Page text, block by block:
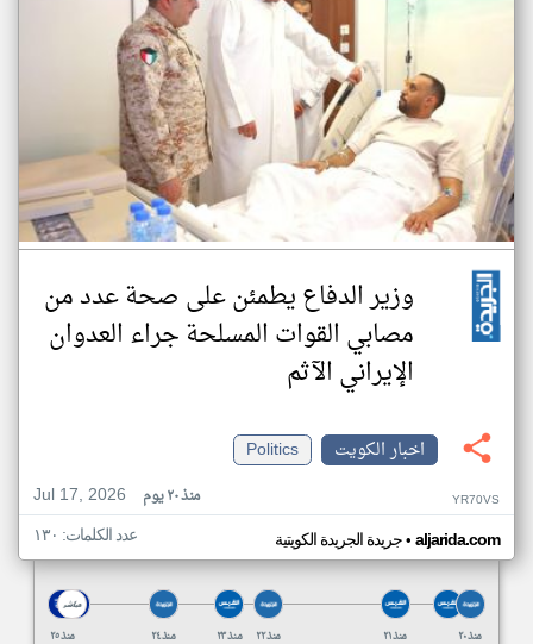
وزير الدفاع يطمئن على صحة عدد من
مصابي القوات المسلحة جراء العدوان
الإيراني الآثم
اخبار الكويت
Politics
Jul 17, 2026
منذ ٢٠ يوم YR70VS
جريدة الجريدة الكويتية• aljarida.com عدد الكلمات: ١٣٠
منذ ٢٥ منذ ٢٤ منذ ٢٣ منذ ٢٢ منذ ٢١ منذ ٢٠